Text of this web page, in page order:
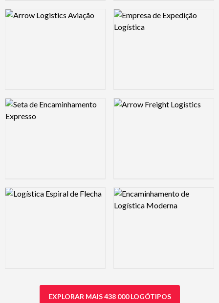
Logo Preview Image Logo Preview Image
Logo Preview Image Logo Preview Image
Logo Preview Image Logo Preview Image
EXPLORAR MAIS 438 000 LOGÓTIPOS